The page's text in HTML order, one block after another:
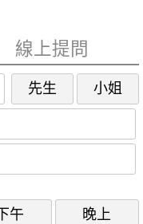
線上提問
先生 小姐
下午 晚上